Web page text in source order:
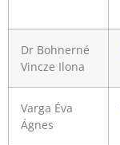
Dr Bohnerné
Vincze Ilona
Varga Éva
Ágnes